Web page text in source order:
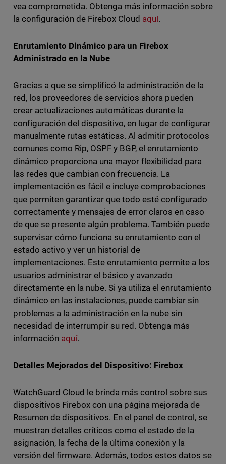
vea comprometida. Obtenga más información sobre
la configuración de Firebox Cloud aquí.
Enrutamiento Dinámico para un Firebox
Administrado en la Nube
Gracias a que se simplificó la administración de la
red, los proveedores de servicios ahora pueden
crear actualizaciones automáticas durante la
configuración del dispositivo, en lugar de configurar
manualmente rutas estáticas. Al admitir protocolos
comunes como Rip, OSPF y BGP, el enrutamiento
dinámico proporciona una mayor flexibilidad para
las redes que cambian con frecuencia. La
implementación es fácil e incluye comprobaciones
que permiten garantizar que todo esté configurado
correctamente y mensajes de error claros en caso
de que se presente algún problema. También puede
supervisar cómo funciona su enrutamiento con el
estado activo y ver un historial de
implementaciones. Este enrutamiento permite a los
usuarios administrar el básico y avanzado
directamente en la nube. Si ya utiliza el enrutamiento
dinámico en las instalaciones, puede cambiar sin
problemas a la administración en la nube sin
necesidad de interrumpir su red. Obtenga más
información aquí.
Detalles Mejorados del Dispositivo: Firebox
WatchGuard Cloud le brinda más control sobre sus
dispositivos Firebox con una página mejorada de
Resumen de dispositivos. En el panel de control, se
muestran detalles críticos como el estado de la
asignación, la fecha de la última conexión y la
versión del firmware. Además, todos estos datos se